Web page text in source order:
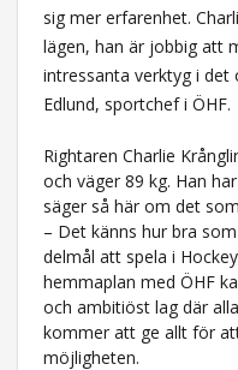
sig mer erfarenhet.
lägen, han är jobbig att
intressanta verktyg i det
Edlund, sportchef i ÖHF.
Rightaren Charlie
och väger 89 kg. Han
säger så här om det
– Det känns hur bra
delmål att spela i
hemmaplan med ÖHF
och ambitiöst lag där
kommer att ge allt för
möjligheten.